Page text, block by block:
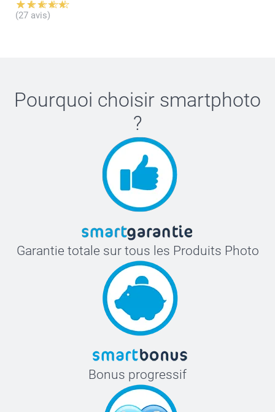
(27 avis)
Pourquoi choisir smartphoto
?
Garantie totale sur tous les Produits Photo
Bonus progressif